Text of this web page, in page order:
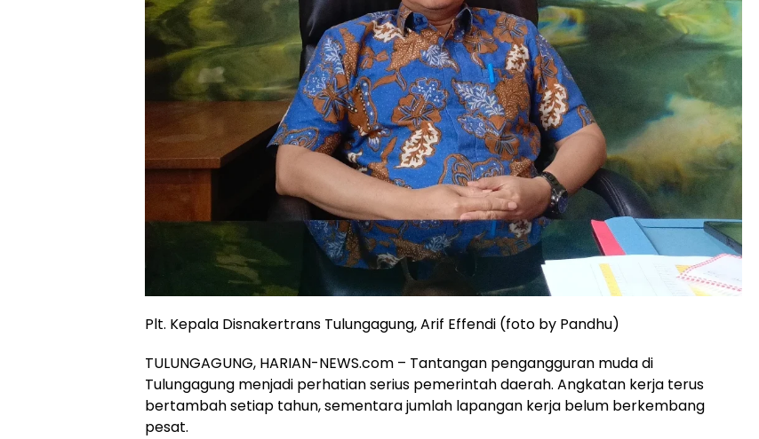
Plt. Kepala Disnakertrans Tulungagung, Arif Effendi (foto by Pandhu)
TULUNGAGUNG, HARIAN-NEWS.com – Tantangan pengangguran muda di
Tulungagung menjadi perhatian serius pemerintah daerah. Angkatan kerja terus
bertambah setiap tahun, sementara jumlah lapangan kerja belum berkembang
pesat.